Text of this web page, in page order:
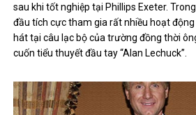
sau khi tốt nghiệp tại Phillips Exeter.
đầu tích cực tham gia rất nhiều hoạt
hát tại câu lạc bộ của trường đồng thời
cuốn tiểu thuyết đầu tay “Alan Lechuck”.